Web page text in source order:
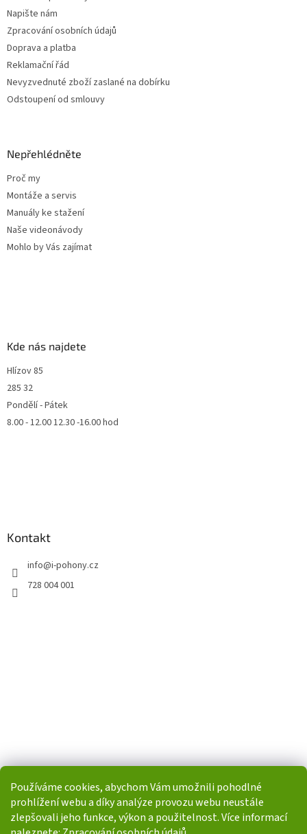
Používáme cookies, abychom Vám umožnili pohodlné
prohlížení webu a díky analýze provozu webu neustále
zlepšovali jeho funkce, výkon a použitelnost. Více informací
Napište nám
Zpracování osobních údajů
Doprava a platba
Reklamační řád
Nevyzvednuté zboží zaslané na dobírku
Odstoupení od smlouvy
Nepřehlédněte
Proč my
Montáže a servis
Manuály ke stažení
Naše videonávody
Mohlo by Vás zajímat
Kde nás najdete
Hlízov 85
285 32
Pondělí - Pátek
8.00 - 12.00 12.30 -16.00 hod
Kontakt
info@i-pohony.cz
728 004 001